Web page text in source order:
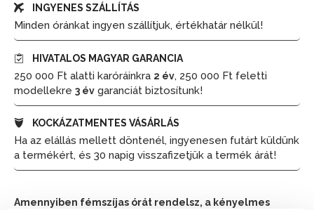
INGYENES SZÁLLÍTÁS
Minden óránkat ingyen szállítjuk, értékhatár nélkül!
HIVATALOS MAGYAR GARANCIA
250 000 Ft alatti karóráinkra 2 év, 250 000 Ft feletti
modellekre 3 év garanciát biztosítunk!
KOCKÁZATMENTES VÁSÁRLÁS
Ha az elállás mellett döntenél, ingyenesen futárt küldünk
a termékért, és 30 napig visszafizetjük a termék árát!
Amennyiben fémszíjas órát rendelsz, a kényelmes